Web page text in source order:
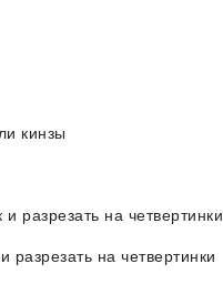
кинзы
на четвертинки
на четвертинки